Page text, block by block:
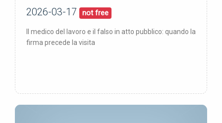
pubblicata:17/03/26
2026-03-17 not free
Il medico del lavoro e il falso in atto pubblico: quando la
firma precede la visita